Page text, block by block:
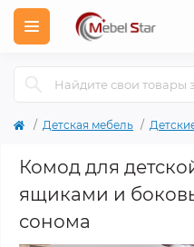
Детская мебель
Комод для
ящиками и
сонома